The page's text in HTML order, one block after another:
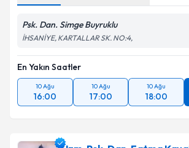
Psk. Dan. Simge Buyruklu
İHSANİYE, KARTALLAR SK. NO:4,
En Yakın Saatler
10 Ağu
16:00
10 Ağu
17:00
10 Ağu
18:00